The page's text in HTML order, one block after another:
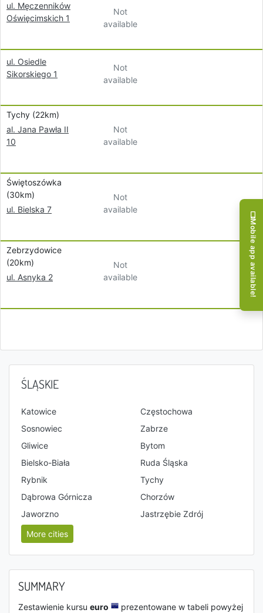
ul. Męczenników
Oświęcimskich 1
Not
available
ul. Osiedle
Sikorskiego 1
Not
available
Tychy (22km)
al. Jana Pawła II
10
Not
available
Świętoszówka
(30km)
ul. Bielska 7
Not
available
Zebrzydowice
(20km)
ul. Asnyka 2
Not
available
ŚLĄSKIE
Katowice
Częstochowa
Sosnowiec
Zabrze
Gliwice
Bytom
Bielsko-Biała
Ruda Śląska
Rybnik
Tychy
Dąbrowa Górnicza
Chorzów
Jaworzno
Jastrzębie Zdrój
More cities
SUMMARY
Zestawienie kursu euro
prezentowane w tabeli powyżej
Mobile app available!